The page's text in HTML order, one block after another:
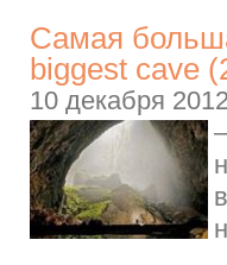
Самая
biggest cave
10 декабря 2012